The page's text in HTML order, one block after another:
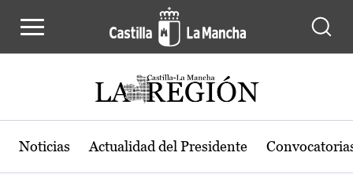
Noticias Actualidad del Presidente